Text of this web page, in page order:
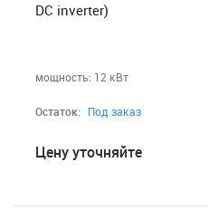
DC inverter)
мощность: 12 кВт
Остаток: Под заказ
Цену уточняйте